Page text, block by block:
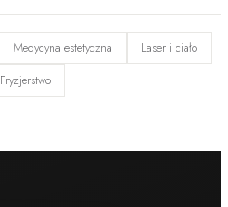
Medycyna estetyczna
Laser i ciało
Fryzjerstwo